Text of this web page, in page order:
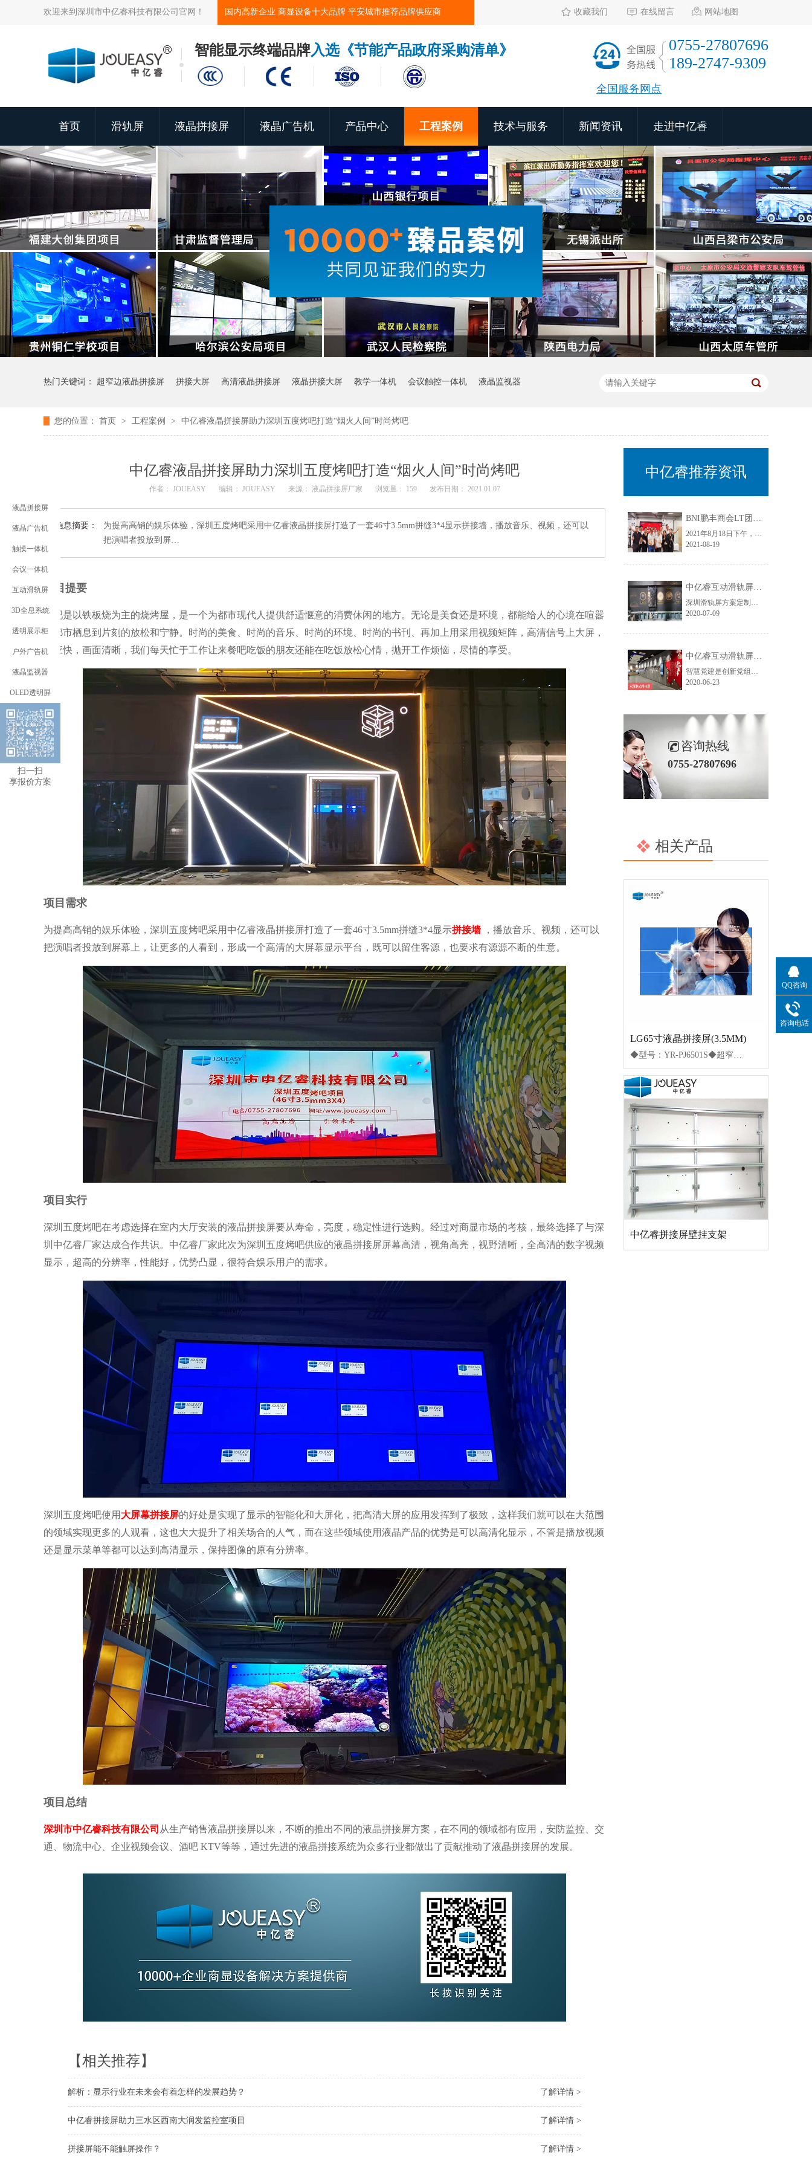
收藏我们 在线留言 网站地图
欢迎来到深圳市中亿睿科技有限公司官网！ 国内高新企业 商显设备十大品牌 平安城市推荐品牌供应商
智能显示终端品牌入选《节能产品政府采购清单》
0755-27807696
189-2747-9309
全国服务网点
首页 滑轨屏 液晶拼接屏 液晶广告机 产品中心 工程案例 技术与服务 新闻资讯 走进中亿睿
热门关键词： 超窄边液晶拼接屏 拼接大屏 高清液晶拼接屏 液晶拼接大屏 教学一体机 会议触控一体机 液晶监视器
您的位置： 首页 > 工程案例 > 中亿睿液晶拼接屏助力深圳五度烤吧打造“烟火人间”时尚烤吧
中亿睿液晶拼接屏助力深圳五度烤吧打造“烟火人间”时尚烤吧
作者： JOUEASY 编辑： JOUEASY 来源： 液晶拼接屏厂家 浏览量： 159 发布日期： 2021.01.07
信息摘要：
为提高高销的娱乐体验，深圳五度烤吧采用中亿睿液晶拼接屏打造了一套46寸3.5mm拼缝3*4显示拼接墙，播放音乐、视频，还可以
把演唱者投放到屏…
项目提要
烤吧是以铁板烧为主的烧烤屋，是一个为都市现代人提供舒适惬意的消费休闲的地方。无论是美食还是环境，都能给人的心境在喧嚣
的都市栖息到片刻的放松和宁静。时尚的美食、时尚的音乐、时尚的环境、时尚的书刊、再加上用采用视频矩阵，高清信号上大屏，
响应快，画面清晰，我们每天忙于工作让来餐吧吃饭的朋友还能在吃饭放松心情，抛开工作烦恼，尽情的享受。
项目需求
为提高高销的娱乐体验，深圳五度烤吧采用中亿睿液晶拼接屏打造了一套46寸3.5mm拼缝3*4显示拼接墙
，播放音乐、视频，还可以
把演唱者投放到屏幕上，让更多的人看到，形成一个高清的大屏幕显示平台，既可以留住客源，也要求有源源不断的生意。
项目实行
深圳五度烤吧在考虑选择在室内大厅安装的液晶拼接屏要从寿命，亮度，稳定性进行选购。经过对商显市场的考核，最终选择了与深
圳中亿睿厂家达成合作共识。中亿睿厂家此次为深圳五度烤吧供应的液晶拼接屏屏幕高清，视角高亮，视野清晰，全高清的数字视频
显示，超高的分辨率，性能好，优势凸显，很符合娱乐用户的需求。
深圳五度烤吧使用 大屏幕拼接屏的好处是实现了显示的智能化和大屏化，把高清大屏的应用发挥到了极致，这样我们就可以在大范围
的领域实现更多的人观看，这也大大提升了相关场合的人气，而在这些领域使用液晶产品的优势是可以高清化显示，不管是播放视频
还是显示菜单等都可以达到高清显示，保持图像的原有分辨率。
项目总结
深圳市中亿睿科技有限公司 从生产销售液晶拼接屏以来，不断的推出不同的液晶拼接屏方案，在不同的领域都有应用，安防监控、交
通、物流中心、企业视频会议、酒吧 KTV等等，通过先进的液晶拼接系统为众多行业都做出了贡献推动了液晶拼接屏的发展。
【相关推荐】
了解详情 >
解析：显示行业在未来会有着怎样的发展趋势？
了解详情 >
中亿睿拼接屏助力三水区西南大润发监控室项目
了解详情 >
拼接屏能不能触屏操作？
中亿睿推荐资讯
BNI鹏丰商会LT团队组织开展走进中亿睿参观指导交流活动
2021年8月18日下午，为了增进企业间的互动交流，增强企业间的凝聚力，BNI鹏丰商会LT团队开展了走进中亿睿交流活动。此次活动不仅为商会LT团队各成员搭建了思想碰撞的平台，还为自身企业发展开拓思路，实现了企业家之间信息互通，共同发展，同时也增加了LT团队成员的之间的相互了解，使BNI鹏丰商会更有凝聚力。
2021-08-19
中亿睿互动滑轨屏案例：橙色科技企业展厅
深圳滑轨屏方案定制源头厂家--中亿睿，根据烟台橙色科技企业展厅的现场情况、及尺寸高度为其制定了一套55寸6米长的轨道触摸屏，为山东烟台橙色科技打造高科技展厅。
2020-07-09
中亿睿互动滑轨屏为浙江金华打造智慧党建馆
智慧党建是创新党组织活动的内容方式，它是积极运用互联网、大数据等新兴技术现党建工作的智能化管理，从而提升党的执政能力的理念。在这个理念指导之下，浙江金华党组织就开始探索智慧党建的各种载体，最终选择了深圳中亿睿双屏滑轨系统作为党建历程展示载体。
2020-06-23
咨询热线
0755-27807696
相关产品
LG65寸液晶拼接屏(3.5MM)
◆型号：YR-PJ6501S◆超窄边设计，双边拼缝3.5mm，真正做到无缝拼接◆在ISO9001严格的质量控制体系下生产◆色彩均匀，图像稳定，为拼接大画面定制功能◆采用DID液晶屏，打造高清高亮清晰视界
中亿睿拼接屏壁挂支架
QQ咨询
咨询电话
液晶拼接屏
液晶广告机
触摸一体机
会议一体机
互动滑轨屏
3D全息系统
透明展示柜
户外广告机
液晶监视器
OLED透明屛
扫一扫
享报价方案